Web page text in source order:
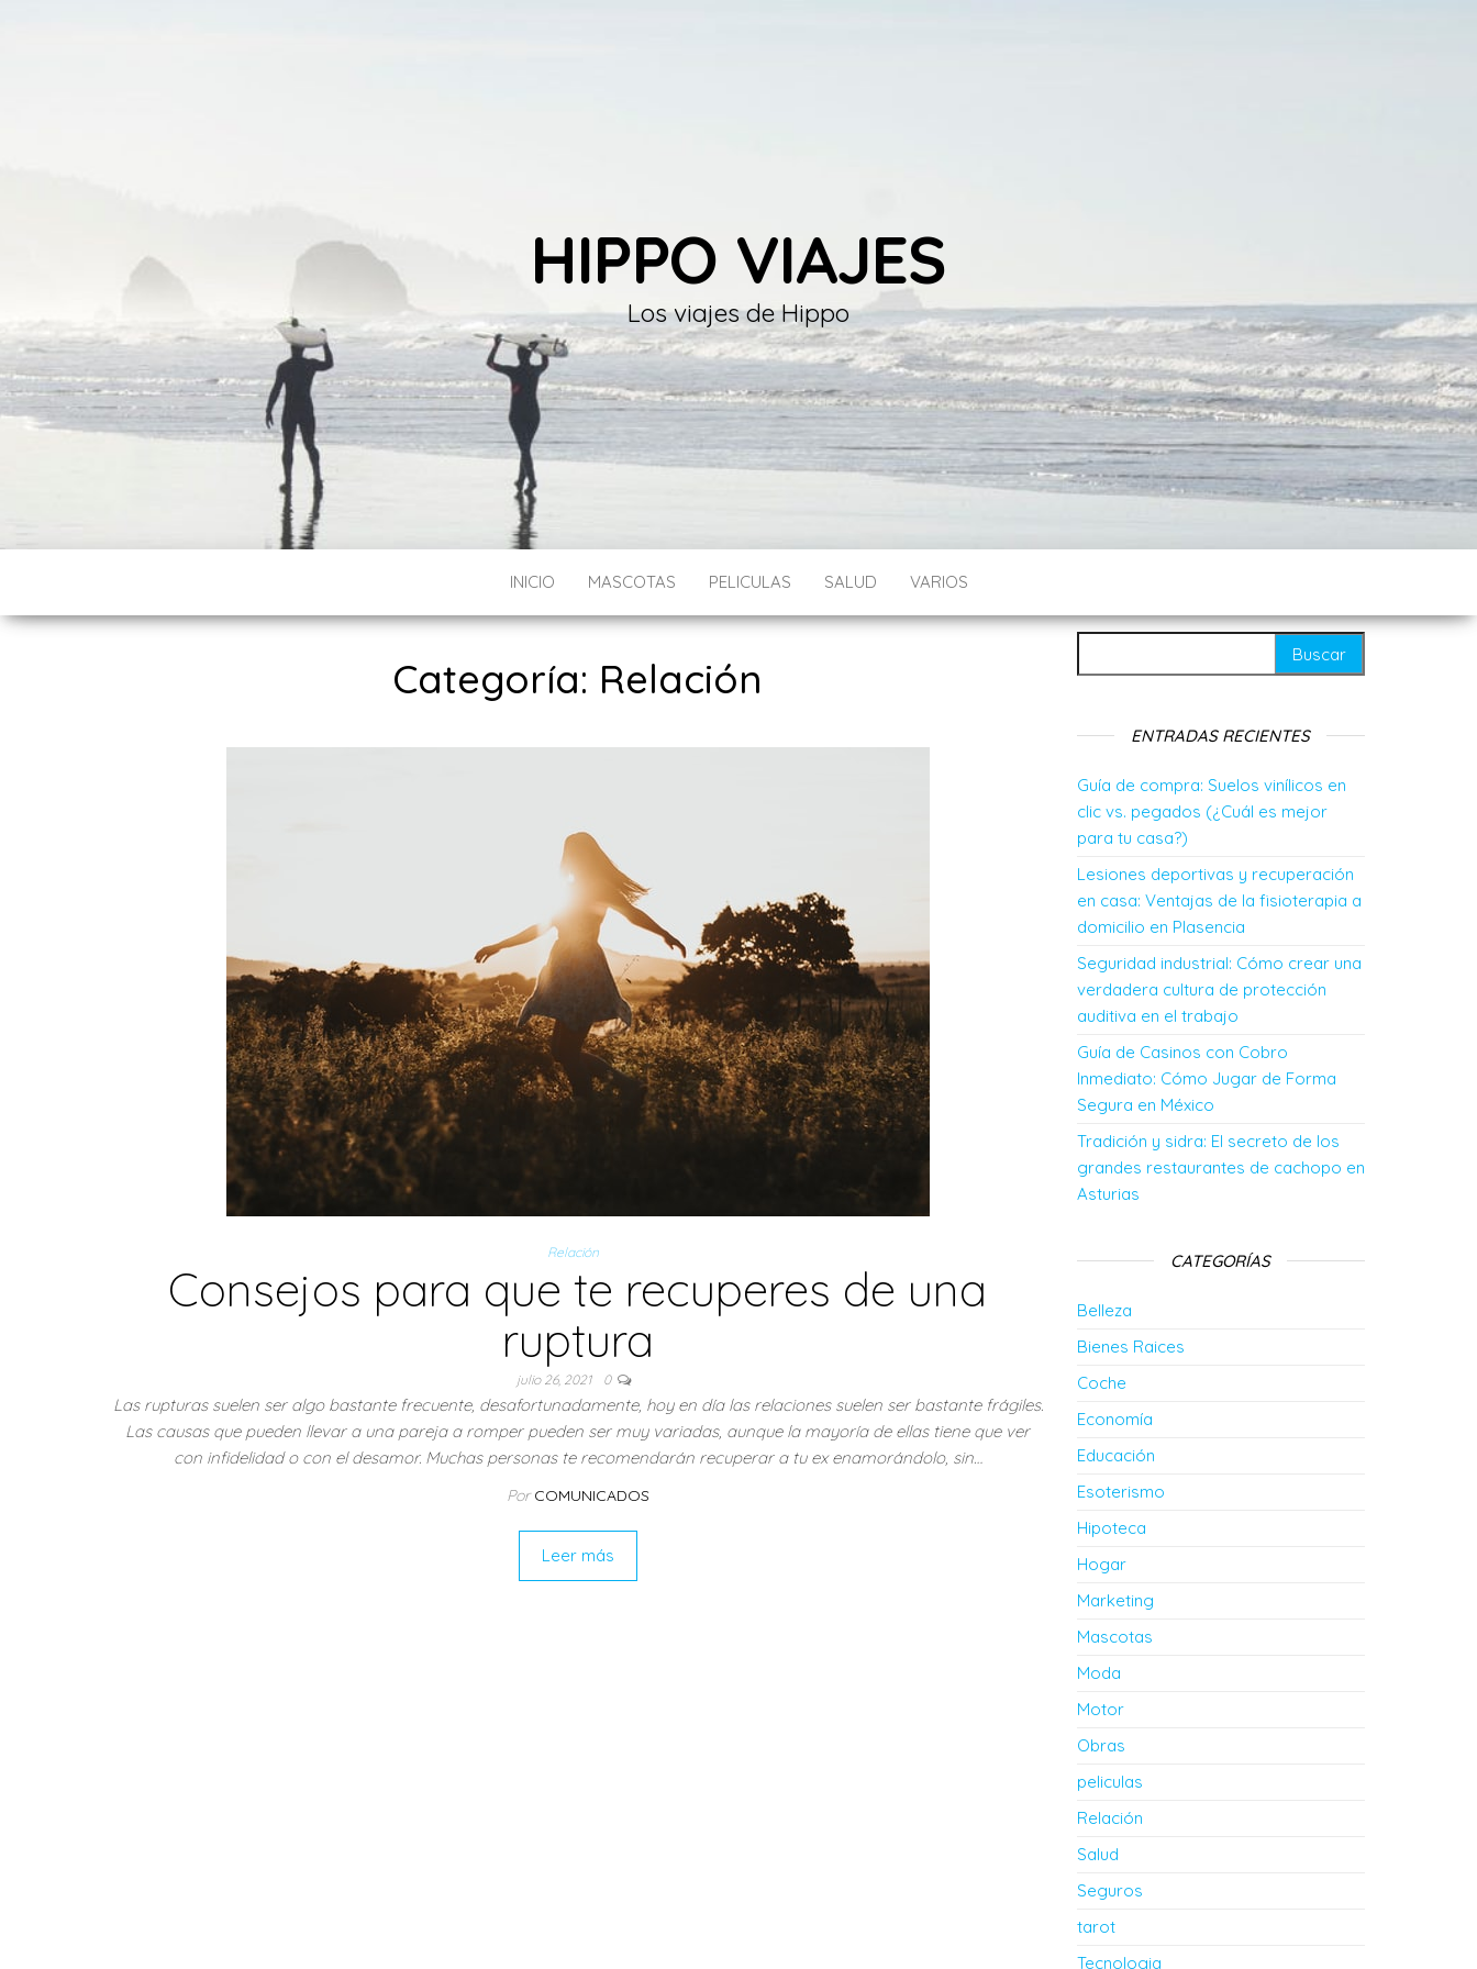
HIPPO VIAJES
Los viajes de Hippo
INICIO MASCOTAS PELICULAS SALUD VARIOS
Categoría: Relación
Relación
Consejos para que te recuperes de una
ruptura
julio 26, 2021 0
Las rupturas suelen ser algo bastante frecuente, desafortunadamente, hoy en día las relaciones suelen ser bastante frágiles.
Las causas que pueden llevar a una pareja a romper pueden ser muy variadas, aunque la mayoría de ellas tiene que ver
con infidelidad o con el desamor. Muchas personas te recomendarán recuperar a tu ex enamorándolo, sin…
Por COMUNICADOS
Leer más
ENTRADAS RECIENTES
Guía de compra: Suelos vinílicos en
clic vs. pegados (¿Cuál es mejor
para tu casa?)
Lesiones deportivas y recuperación
en casa: Ventajas de la fisioterapia a
domicilio en Plasencia
Seguridad industrial: Cómo crear una
verdadera cultura de protección
auditiva en el trabajo
Guía de Casinos con Cobro
Inmediato: Cómo Jugar de Forma
Segura en México
Tradición y sidra: El secreto de los
grandes restaurantes de cachopo en
Asturias
CATEGORÍAS
Belleza
Bienes Raices
Coche
Economía
Educación
Esoterismo
Hipoteca
Hogar
Marketing
Mascotas
Moda
Motor
Obras
peliculas
Relación
Salud
Seguros
tarot
Tecnologia